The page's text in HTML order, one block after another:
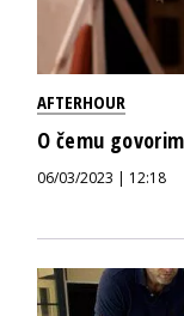
AFTERHOUR
O čemu
06/03/2023 | 12:18